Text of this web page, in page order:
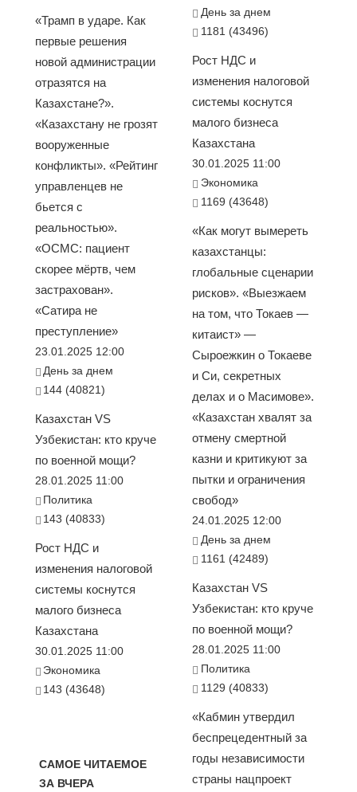
«Трамп в ударе. Как
первые решения
новой администрации
отразятся на
Казахстане?».
«Казахстану не грозят
вооруженные
конфликты». «Рейтинг
управленцев не
бьется с
реальностью».
«ОСМС: пациент
скорее мёртв, чем
застрахован».
«Сатира не
преступление»
23.01.2025 12:00
День за днем
144 (40821)
Казахстан VS
Узбекистан: кто круче
по военной мощи?
28.01.2025 11:00
Политика
143 (40833)
Рост НДС и
изменения налоговой
системы коснутся
малого бизнеса
Казахстана
30.01.2025 11:00
Экономика
143 (43648)
САМОЕ ЧИТАЕМОЕ
ЗА ВЧЕРА
День за днем
1181 (43496)
Рост НДС и
изменения налоговой
системы коснутся
малого бизнеса
Казахстана
30.01.2025 11:00
Экономика
1169 (43648)
«Как могут вымереть
казахстанцы:
глобальные сценарии
рисков». «Выезжаем
на том, что Токаев —
китаист» —
Сыроежкин о Токаеве
и Си, секретных
делах и о Масимове».
«Казахстан хвалят за
отмену смертной
казни и критикуют за
пытки и ограничения
свобод»
24.01.2025 12:00
День за днем
1161 (42489)
Казахстан VS
Узбекистан: кто круче
по военной мощи?
28.01.2025 11:00
Политика
1129 (40833)
«Кабмин утвердил
беспрецедентный за
годы независимости
страны нацпроект